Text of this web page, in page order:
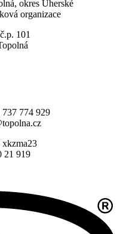
okres Uherské
organizace
101
774 929
21 919